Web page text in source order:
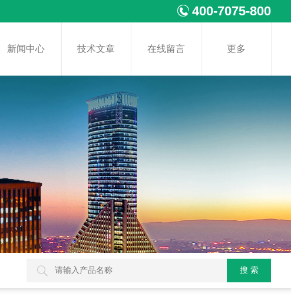
400-7075-800
新闻中心 技术文章 在线留言 更多